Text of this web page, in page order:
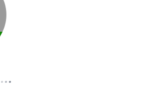
...